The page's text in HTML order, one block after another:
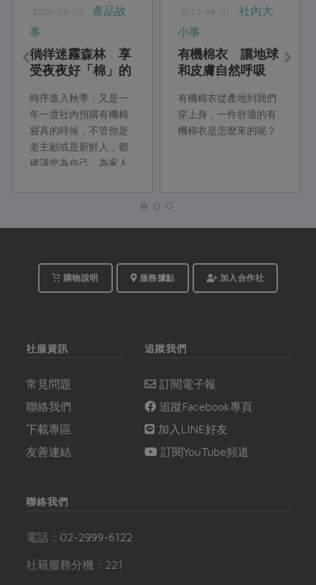
2025-09-05
產品故
事
徜徉迷霧森林 享
受夜夜好「棉」的
時序進入秋季，又是一
年一度社內預購有機棉
寢具的時候，不管你是
老主顧或是新鮮人，都
建議您為自己、為家人
身體健康，也愛護地球
環。
2023-04-01
社內大
小事
有機棉衣 讓地球
和皮膚自然呼吸
有機棉衣從產地到我們
穿上身，一件舒適的有
機棉衣是怎麼來的呢？
購物說明 服務據點 加入合作社
社服資訊
常見問題
聯絡我們
下載專區
友善連結
追蹤我們
訂閱電子報
追蹤Facebook專頁
加入LINE好友
訂閱YouTube頻道
聯絡我們
電話： 02-2999-6122
社籍服務分機：221